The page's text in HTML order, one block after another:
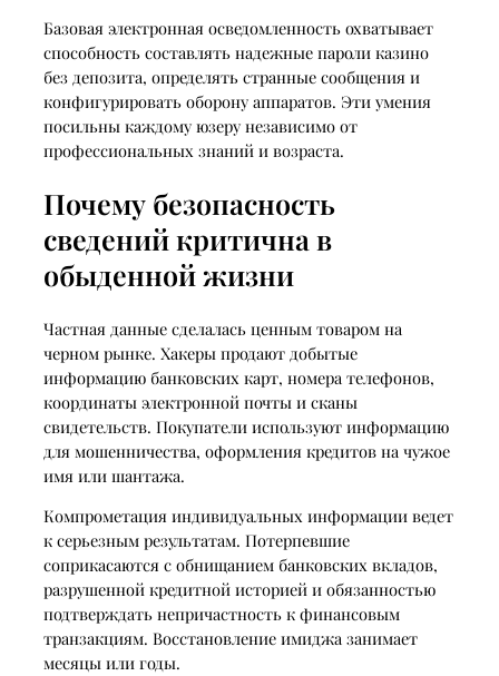
Базовая электронная осведомленность охватывает
способность составлять надежные пароли казино
без депозита, определять странные сообщения и
конфигурировать оборону аппаратов. Эти умения
посильны каждому юзеру независимо от
профессиональных знаний и возраста.
Почему безопасность
сведений критична в
обыденной жизни
Частная данные сделалась ценным товаром на
черном рынке. Хакеры продают добытые
информацию банковских карт, номера телефонов,
координаты электронной почты и сканы
свидетельств. Покупатели используют информацию
для мошенничества, оформления кредитов на чужое
имя или шантажа.
Компрометация индивидуальных информации ведет
к серьезным результатам. Потерпевшие
соприкасаются с обнищанием банковских вкладов,
разрушенной кредитной историей и обязанностью
подтверждать непричастность к финансовым
транзакциям. Восстановление имиджа занимает
месяцы или годы.